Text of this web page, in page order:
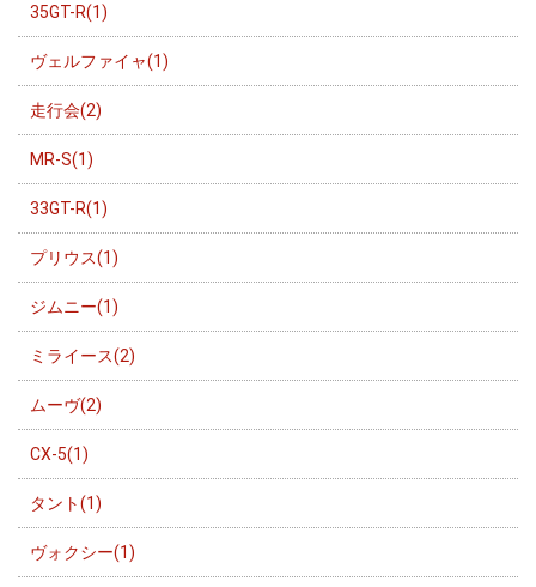
35GT-R(1)
ヴェルファイャ(1)
走行会(2)
MR-S(1)
33GT-R(1)
プリウス(1)
ジムニー(1)
ミライース(2)
ムーヴ(2)
CX-5(1)
タント(1)
ヴォクシー(1)